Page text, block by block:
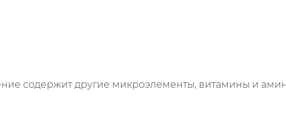
содержит другие микроэлементы, витамины и